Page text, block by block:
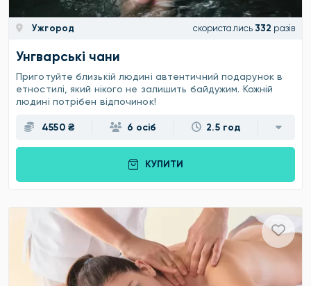
Ужгород скористались 332 разів
Унгварські чани
Приготуйте близькій людині автентичний подарунок в
етностилі, який нікого не залишить байдужим. Кожній
людині потрібен відпочинок!
4550 ₴ 6 осіб 2.5 год
КУПИТИ